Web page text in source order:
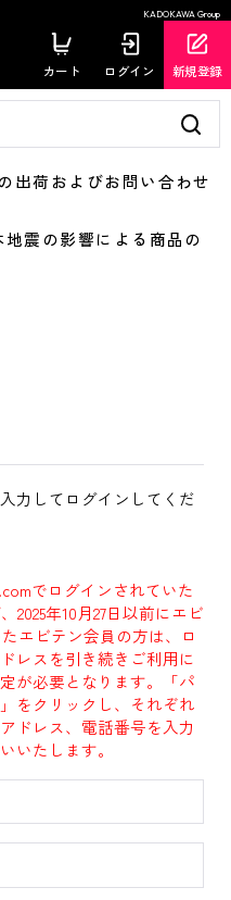
KADOKAWA Group
カート ログイン 新規登録
荷およびお問い合わせ
震の影響による商品の
力してログインしてくだ
でログインされていた
2025年10月27日以前にエビ
エビテン会員の方は、ロ
レスを引き続きご利用に
が必要となります。「パ
をクリックし、それぞれ
ドレス、電話番号を入力
いたします。